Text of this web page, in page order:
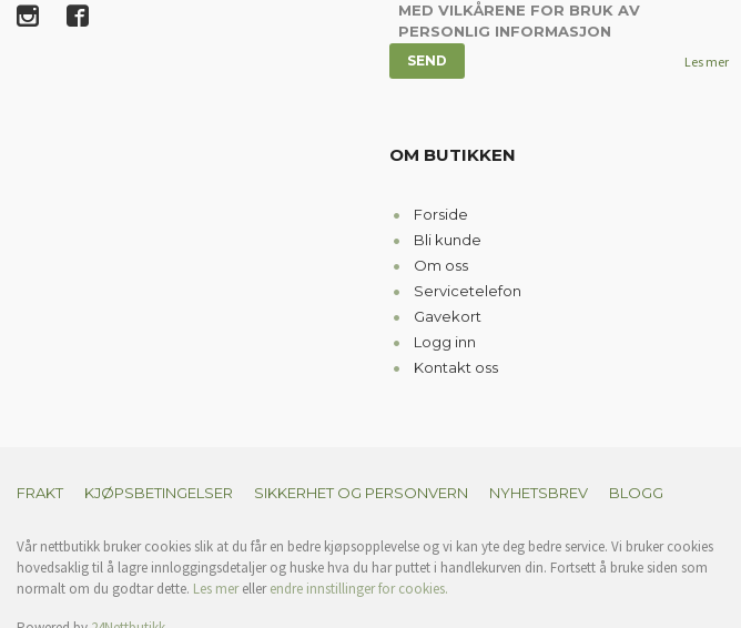
MED VILKÅRENE FOR BRUK AV
PERSONLIG INFORMASJON
Les mer
OM BUTIKKEN
Forside
Bli kunde
Om oss
Servicetelefon
Gavekort
Logg inn
Kontakt oss
FRAKT KJØPSBETINGELSER SIKKERHET OG PERSONVERN NYHETSBREV BLOGG
Vår nettbutikk bruker cookies slik at du får en bedre kjøpsopplevelse og vi kan yte deg bedre service. Vi bruker cookies
hovedsaklig til å lagre innloggingsdetaljer og huske hva du har puttet i handlekurven din. Fortsett å bruke siden som
normalt om du godtar dette. Les merellerendre innstillinger for cookies.